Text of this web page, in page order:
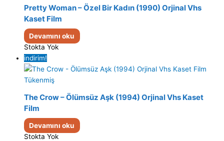
Pretty Woman – Özel Bir Kadın (1990) Orjinal Vhs
Kaset Film
Devamını oku
Stokta Yok
indirim!
Tükenmiş
The Crow – Ölümsüz Aşk (1994) Orjinal Vhs Kaset
Film
Devamını oku
Stokta Yok